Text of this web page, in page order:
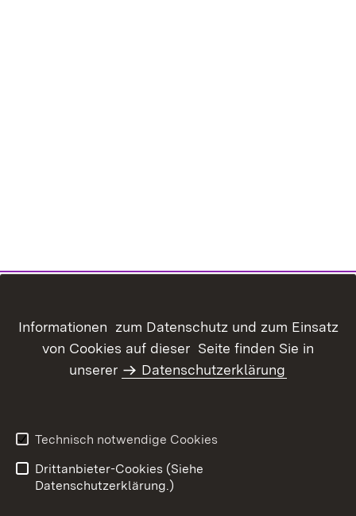
Datenschutz
Informationen zum Datenschutz und zum Einsatz
von Cookies auf dieser Seite finden Sie in
unserer
Datenschutzerklärung
Technisch notwendige Cookies
Drittanbieter-Cookies (Siehe
Datenschutzerklärung.)